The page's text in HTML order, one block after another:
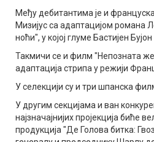
Међу дебитантима је и
Мизијус са адаптацијом
ноћи", у којој глуме Бастијен
Такмичи се и филм "Непозната
адаптација стрипа у режији
У селекцији су и три шпанска
У другим секцијама и ван
најзначајнијих пројекција биће
продукција "Де Голова битка: